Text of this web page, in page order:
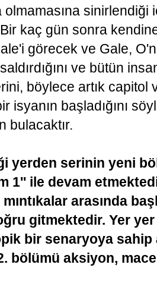
olmamasına sinirlendiği
Bir kaç gün sonra
görecek ve Gale,
ve bütün
böylece artık capitol
isyanın başladığını
bulacaktır.
yerden serinin yeni
1'' ile devam
arasında
gitmektedir. Yer
bir senaryoya sahip
bölümü aksiyon,